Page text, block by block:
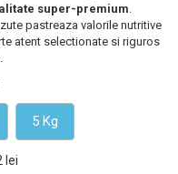
super-premium
pastreaza valorile nutritive
atent selectionate si riguros
5 Kg
lei